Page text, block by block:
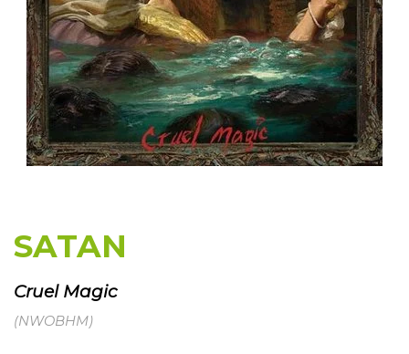
SATAN
Cruel Magic
(NWOBHM)